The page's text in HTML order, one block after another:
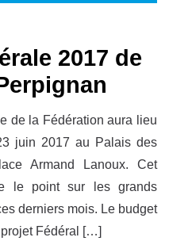
2017 de
de la Fédération aura lieu
juin 2017 au Palais des
Armand Lanoux. Cet
le point sur les grands
derniers mois. Le budget
Fédéral […]